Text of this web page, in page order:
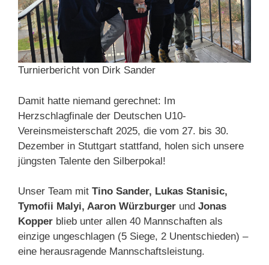
Turnierbericht von Dirk Sander
Damit hatte niemand gerechnet: Im
Herzschlagfinale der Deutschen U10-
Vereinsmeisterschaft 2025, die vom 27. bis 30.
Dezember in Stuttgart stattfand, holen sich unsere
jüngsten Talente den Silberpokal!
Unser Team mit Tino Sander, Lukas Stanisic,
Tymofii Malyi, Aaron Würzburger und Jonas
Kopper blieb unter allen 40 Mannschaften als
einzige ungeschlagen (5 Siege, 2 Unentschieden) –
eine herausragende Mannschaftsleistung.